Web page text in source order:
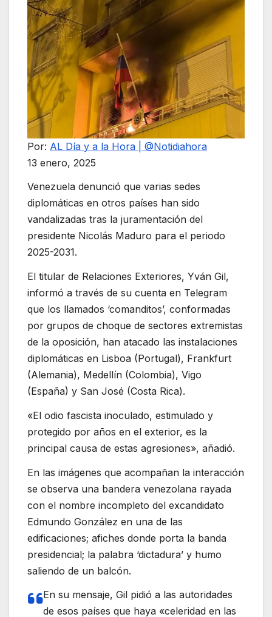
Por: AL Día y a la Hora | @Notidiahora
13 enero, 2025
Venezuela denunció que varias sedes
diplomáticas en otros países han sido
vandalizadas tras la juramentación del
presidente Nicolás Maduro para el periodo
2025-2031.
El titular de Relaciones Exteriores, Yván Gil,
informó a través de su cuenta en Telegram
que los llamados ‘comanditos’, conformadas
por grupos de choque de sectores extremistas
de la oposición, han atacado las instalaciones
diplomáticas en Lisboa (Portugal), Frankfurt
(Alemania), Medellín (Colombia), Vigo
(España) y San José (Costa Rica).
«El odio fascista inoculado, estimulado y
protegido por años en el exterior, es la
principal causa de estas agresiones», añadió.
En las imágenes que acompañan la interacción
se observa una bandera venezolana rayada
con el nombre incompleto del excandidato
Edmundo González en una de las
edificaciones; afiches donde porta la banda
presidencial; la palabra ‘dictadura’ y humo
saliendo de un balcón.
En su mensaje, Gil pidió a las autoridades
de esos países que haya «celeridad en las